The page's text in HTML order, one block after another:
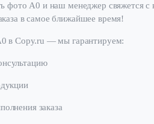
фото А0 и наш менеджер свяжется с
в самое ближайшее время!
в Copy.ru — мы гарантируем:
заказа